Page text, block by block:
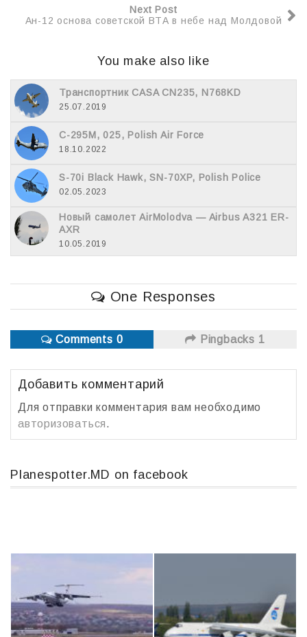
ь
Next Post
Ан-12 основа советской ВТА в небе над Молдовой
You make also like
Транспортник CASA CN235, N768KD
25.07.2019
C-295M, 025, Polish Air Force
18.10.2022
S-70i Black Hawk, SN-70XP, Polish Police
02.05.2023
Новый самолет AirMolodva — Airbus A321 ER-
AXR
10.05.2019
One Responses
Comments 0 Pingbacks 1
Добавить комментарий
Для отправки комментария вам необходимо
авторизоваться.
Planespotter.MD on facebook